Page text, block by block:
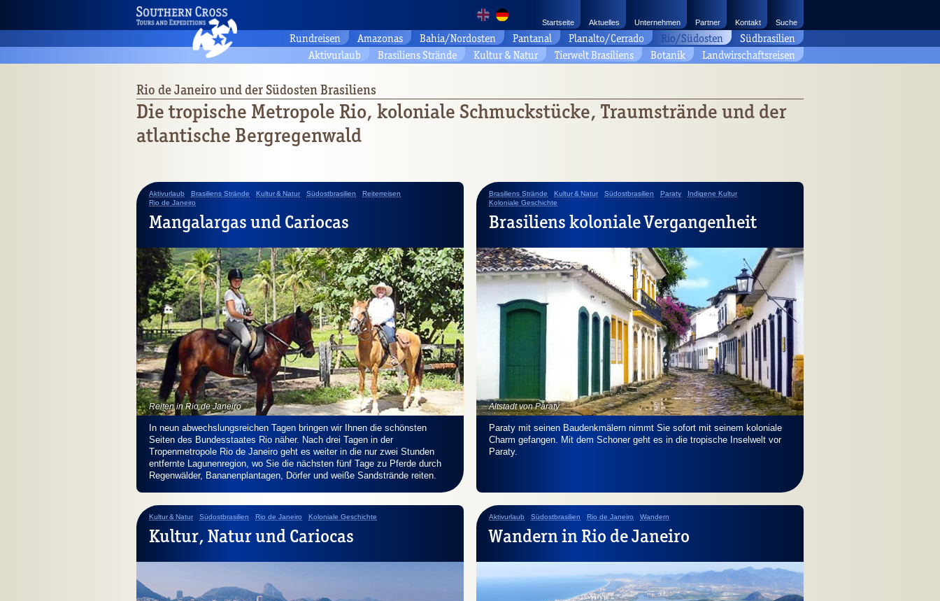
Startseite Aktuelles Unternehmen Partner Kontakt Suche
Rundreisen Amazonas Bahia/Nordosten Pantanal Planalto/Cerrado Rio/Südosten
Südbrasilien
Aktivurlaub
Brasiliens Strände Kultur & Natur Tierwelt Brasiliens Botanik Landwirschaftsreisen
Rio de Janeiro und der Südosten Brasiliens
Die tropische Metropole Rio, koloniale Schmuckstücke, Traumstrände und der
atlantische Bergregenwald
Aktivurlaub Brasiliens Strände Kultur & Natur Südostbrasilien
Reiterreisen
Rio de Janeiro
Mangalargas und Cariocas
Reiten in Rio de Janeiro
In neun abwechslungsreichen Tagen bringen wir Ihnen die schönsten
Seiten des Bundesstaates Rio näher. Nach drei Tagen in der
Tropenmetropole Rio de Janeiro geht es weiter in die nur zwei Stunden
entfernte Lagunenregion, wo Sie die nächsten fünf Tage zu Pferde durch
Regenwälder, Bananenplantagen, Dörfer und weiße Sandstrände reiten.
Brasiliens Strände Kultur & Natur Südostbrasilien Paraty
Indigene Kultur
Koloniale Geschichte
Brasiliens koloniale Vergangenheit
Altstadt von Paraty
Paraty mit seinen Baudenkmälern nimmt Sie sofort mit seinem koloniale
Charm gefangen. Mit dem Schoner geht es in die tropische Inselwelt vor
Paraty.
Kultur & Natur Südostbrasilien Rio de Janeiro Koloniale Geschichte
Kultur, Natur und Cariocas
Aktivurlaub Südostbrasilien Rio de Janeiro Wandern
Wandern in Rio de Janeiro